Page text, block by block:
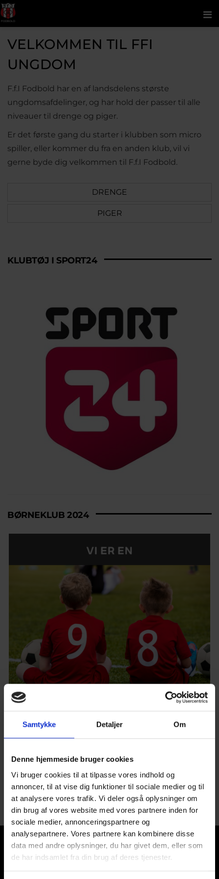
Samtykke Detaljer Om
Denne hjemmeside bruger cookies
Vi bruger cookies til at tilpasse vores indhold og
annoncer, til at vise dig funktioner til sociale medier og til
at analysere vores trafik. Vi deler også oplysninger om
din brug af vores website med vores partnere inden for
sociale medier, annonceringspartnere og
analysepartnere. Vores partnere kan kombinere disse
data med andre oplysninger, du har givet dem, eller som
de har indsamlet fra din brug af deres tjenester.
VELKOMMEN TIL FFI
UNGDOM
F.f.I Fodbold har en af landsdelens største
ungdomsafdelinger, og har hold der passer til alle
niveauer til drenge og piger.
Er det første gang du starter i klubben som micro
spiller, eller kommer du fra en anden klub, vil vi
gerne byde dig velkommen til F.f.I Fodbold.
DRENGE
PIGER
KLUBTØJ I SPORT24
BØRNEKLUB 2024
Læs mere her